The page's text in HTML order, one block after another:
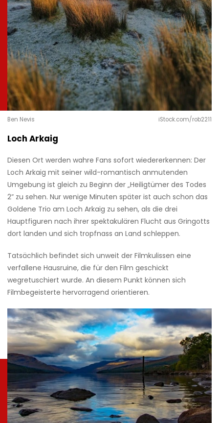
Ben Nevis iStock.com/rob2211
Loch Arkaig
Diesen Ort werden wahre Fans sofort wiedererkennen: Der
Loch Arkaig mit seiner wild-romantisch anmutenden
Umgebung ist gleich zu Beginn der „Heiligtümer des Todes
2” zu sehen. Nur wenige Minuten später ist auch schon das
Goldene Trio am Loch Arkaig zu sehen, als die drei
Hauptfiguren nach ihrer spektakulären Flucht aus Gringotts
dort landen und sich tropfnass an Land schleppen.
Tatsächlich befindet sich unweit der Filmkulissen eine
verfallene Hausruine, die für den Film geschickt
wegretuschiert wurde. An diesem Punkt können sich
Filmbegeisterte hervorragend orientieren.